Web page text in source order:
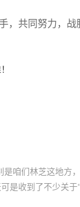
，共同努力，
咱们林芝这地方
是收到了不少关于